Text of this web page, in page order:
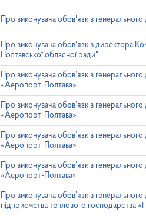
Про виконувача обов'язків
Про виконувача обов'язків директора
Полтавської обласної ради"
Про виконувача обов’язків
«Аеропорт-Полтава»
Про виконувача обов’язків
«Аеропорт-Полтава»
Про виконувача обов’язків
«Аеропорт-Полтава»
Про виконувача обов’язків
«Аеропорт-Полтава»
Про виконувача обов’язків
підприємства теплового господарства